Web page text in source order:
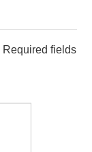
Required fields